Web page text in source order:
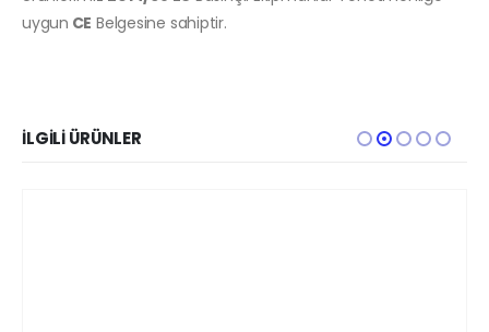
uygun CE Belgesine sahiptir.
İLGILI ÜRÜNLER